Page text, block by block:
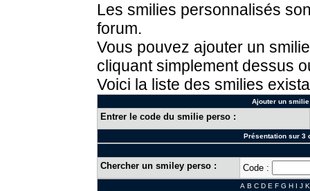
Les smilies personnalisés
forum.
Vous pouvez ajouter un
cliquant simplement dessus
Voici la liste des smilies
Ajouter un
Entrer le code du smilie perso :
Présentation sur 3
Chercher un smiley perso : Code :
A B C D E F G H I J K